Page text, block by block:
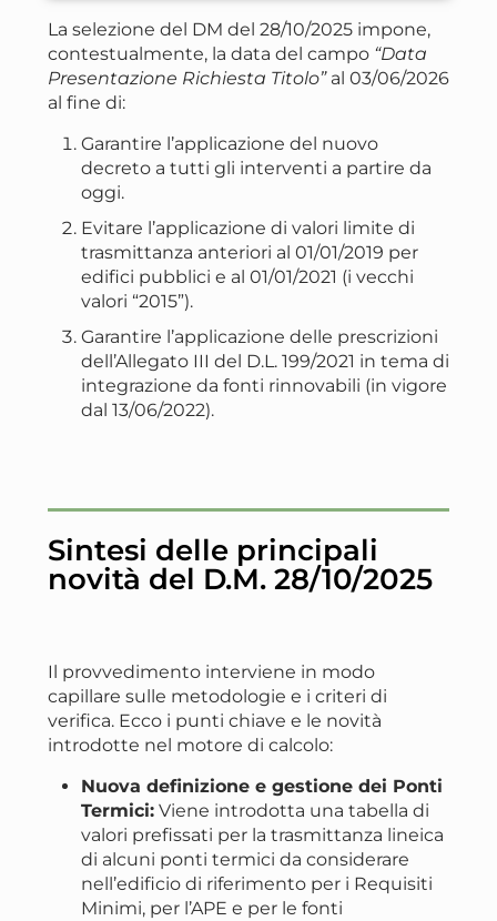
La selezione del DM del 28/10/2025 impone,
contestualmente, la data del campo “Data
Presentazione Richiesta Titolo”al 03/06/2026
al fine di:
Garantire l’applicazione del nuovo
decreto a tutti gli interventi a partire da
oggi.
Evitare l’applicazione di valori limite di
trasmittanza anteriori al 01/01/2019 per
edifici pubblici e al 01/01/2021 (i vecchi
valori “2015”).
Garantire l’applicazione delle prescrizioni
dell’Allegato III del D.L. 199/2021 in tema di
integrazione da fonti rinnovabili (in vigore
dal 13/06/2022).
Sintesi delle principali
novità del D.M. 28/10/2025
Il provvedimento interviene in modo
capillare sulle metodologie e i criteri di
verifica. Ecco i punti chiave e le novità
introdotte nel motore di calcolo:
Nuova definizione e gestione dei Ponti
Termici: Viene introdotta una tabella di
valori prefissati per la trasmittanza lineica
di alcuni ponti termici da considerare
nell’edificio di riferimento per i Requisiti
Minimi, per l’APE e per le fonti